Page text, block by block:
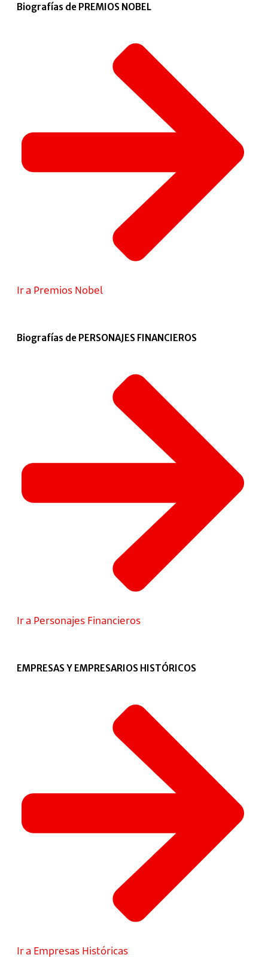
Biografías de PREMIOS NOBEL
Ir a Premios Nobel
Biografías de PERSONAJES FINANCIEROS
Ir a Personajes Financieros
EMPRESAS Y EMPRESARIOS HISTÓRICOS
Ir a Empresas Históricas